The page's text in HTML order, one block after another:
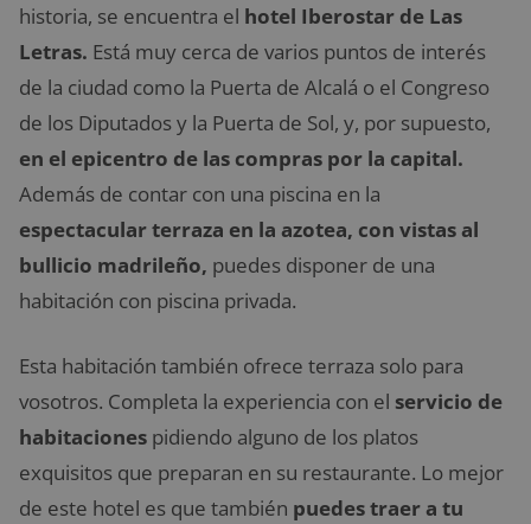
historia, se encuentra el hotel Iberostar de Las
Letras. Está muy cerca de varios puntos de interés
de la ciudad como la Puerta de Alcalá o el Congreso
de los Diputados y la Puerta de Sol, y, por supuesto,
en el epicentro de las compras por la capital.
Además de contar con una piscina en la
espectacular terraza en la azotea, con vistas al
bullicio madrileño, puedes disponer de una
habitación con piscina privada.
Esta habitación también ofrece terraza solo para
vosotros. Completa la experiencia con el servicio de
habitaciones pidiendo alguno de los platos
exquisitos que preparan en su restaurante. Lo mejor
de este hotel es que también puedes traer a tu